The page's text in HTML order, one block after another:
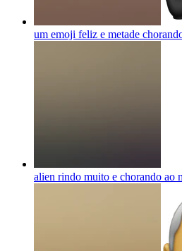
um emoji feliz e metade
alien rindo muito e chorando ao